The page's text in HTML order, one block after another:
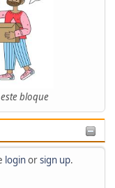
bloque
loginorsign up.